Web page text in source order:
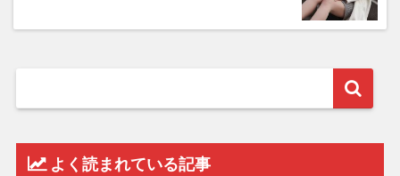
よく読まれている記事